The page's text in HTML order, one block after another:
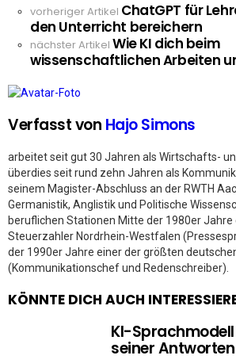
See
more
vorheriger Artikel ChatGPT für
den Unterricht bereichern
nächster Artikel Wie KI dich beim
wissenschaftlichen Arbeiten
Verfasst von Hajo Simons
arbeitet seit gut 30 Jahren als Wirtschafts-
überdies seit rund zehn Jahren als
seinem Magister-Abschluss an der RWTH
Germanistik, Anglistik und Politische
beruflichen Stationen Mitte der 1980er Jahre
Steuerzahler Nordrhein-Westfalen
der 1990er Jahre einer der größten
(Kommunikationschef und Redenschreiber).
KÖNNTE DICH AUCH
KI-
seiner